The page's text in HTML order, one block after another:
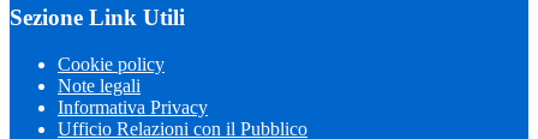
Sezione Link Utili
Cookie policy
Note legali
Informativa Privacy
Ufficio Relazioni con il Pubblico